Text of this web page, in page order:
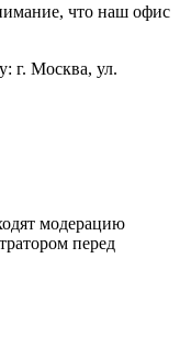
что наш офис
г. Москва, ул.
модерацию
перед